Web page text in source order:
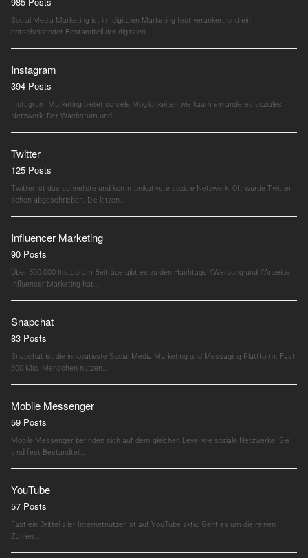
Social Media Marketing ist im digitalen Marketing fest verankert und ein
entscheidender Bestandteil der digitalen…
Instagram
394 Posts
Instagram Marketing bietet so viele Möglichkeiten wie kaum ein anderes soziales
Netzwerk. Der Wachstum und…
Twitter
125 Posts
Twitter ist das schnellste und kommunikativste soziale Netzwerk. Oft wurde Twitter
schon abgeschrieben. Die letzen…
Influencer Marketing
90 Posts
Über 500.000 Instagram Beiträge gibt es zu den Hashtags #Werbung und #Anzeige.
Influencer Marketing hat…
Snapchat
83 Posts
Snapchat ist die innovativste Social Media Marketing und Messaging Plattform. Fast
300 Mio. Menschen nutzen…
Mobile Messenger
59 Posts
Mobile Messenger befinden sich auf dem gleichen Level wie soziale Netzwerke. Sie
sind fest Bestandteil…
YouTube
57 Posts
Fast ein Drittel aller Internetnutzer ist auf YouTube aktiv. Geht es um die reinen
Zahlen,…